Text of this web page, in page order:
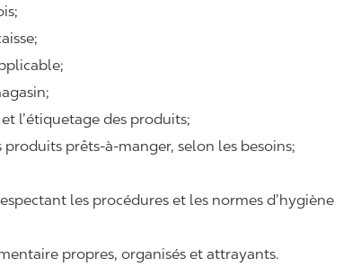
et l’étiquetage des produits;
prêts-à-manger, selon les besoins;
les procédures et les normes d’hygiène
propres, organisés et attrayants.